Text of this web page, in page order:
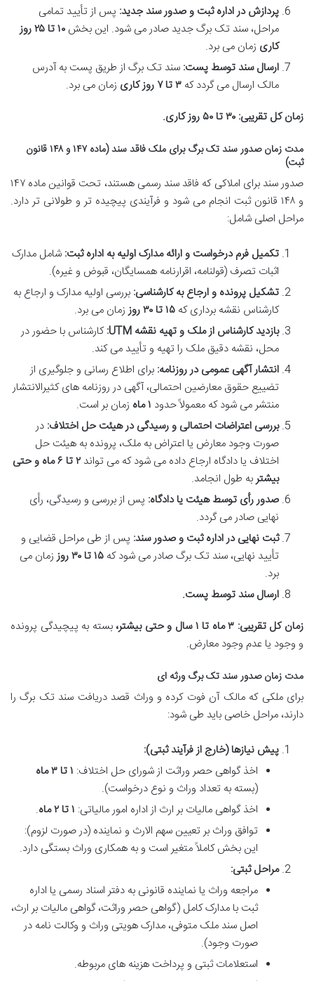
پردازش در اداره ثبت و صدور سند جدید: پس از تأیید تمامی
مراحل، سند تک برگ جدید صادر می شود. این بخش
۱۰ تا ۲۵ روز
کاری زمان می برد.
ارسال سند توسط پست: سند تک برگ از طریق پست به آدرس
مالک ارسال می گردد که ۳ تا ۷ روز کاری
زمان می برد.
زمان کل تقریبی: ۳۰ تا ۵۰ روز کاری.
مدت زمان صدور سند تک برگ برای ملک فاقد سند (ماده ۱۴۷ و ۱۴۸ قانون
ثبت)
صدور سند برای املاکی که فاقد سند رسمی هستند، تحت قوانین ماده ۱۴۷
و ۱۴۸ قانون ثبت انجام می شود و فرآیندی پیچیده تر و طولانی تر دارد.
مراحل اصلی شامل:
تکمیل فرم درخواست و ارائه مدارک اولیه به اداره ثبت: شامل مدارک
اثبات تصرف (قولنامه، اقرارنامه همسایگان، قبوض و غیره).
تشکیل پرونده و ارجاع به کارشناسی: بررسی اولیه مدارک و ارجاع به
کارشناس نقشه برداری که ۱۵ تا ۳۰ روز
زمان می برد.
بازدید کارشناس از ملک و تهیه نقشه UTM:
کارشناس با حضور در
محل، نقشه دقیق ملک را تهیه و تأیید می کند.
انتشار آگهی عمومی در روزنامه: برای اطلاع رسانی و جلوگیری از
تضییع حقوق معارضین احتمالی، آگهی در روزنامه های کثیرالانتشار
منتشر می شود که معمولاً حدود ۱ ماه
زمان بر است.
بررسی اعتراضات احتمالی و رسیدگی در هیئت حل اختلاف: در
صورت وجود معارض یا اعتراض به ملک، پرونده به هیئت حل
اختلاف یا دادگاه ارجاع داده می شود که می تواند
۲ تا ۶ ماه و حتی
بیشتربه طول انجامد.
صدور رأی توسط هیئت یا دادگاه: پس از بررسی و رسیدگی، رأی
نهایی صادر می گردد.
ثبت نهایی در اداره ثبت و صدور سند: پس از طی مراحل قضایی و
تأیید نهایی، سند تک برگ صادر می شود که ۱۵ تا ۳۰ روز
زمان می
برد.
ارسال سند توسط پست.
زمان کل تقریبی: ۳ ماه تا ۱ سال و حتی بیشتر،
بسته به پیچیدگی پرونده
و وجود یا عدم وجود معارض.
مدت زمان صدور سند تک برگ ورثه ای
برای ملکی که مالک آن فوت کرده و وراث قصد دریافت سند تک برگ را
دارند، مراحل خاصی باید طی شود:
پیش نیازها (خارج از فرآیند ثبتی):
اخذ گواهی حصر وراثت از شورای حل اختلاف: ۱ تا ۳ ماه
(بسته به تعداد وراث و نوع درخواست).
اخذ گواهی مالیات بر ارث از اداره امور مالیاتی: ۱ تا ۲ ماه
.
توافق وراث بر تعیین سهم الارث و نماینده (در صورت لزوم):
این بخش کاملاً متغیر است و به همکاری وراث بستگی دارد.
مراحل ثبتی:
مراجعه وراث یا نماینده قانونی به دفتر اسناد رسمی یا اداره
ثبت با مدارک کامل (گواهی حصر وراثت، گواهی مالیات بر ارث،
اصل سند ملک متوفی، مدارک هویتی وراث و وکالت نامه در
صورت وجود).
استعلامات ثبتی و پرداخت هزینه های مربوطه.